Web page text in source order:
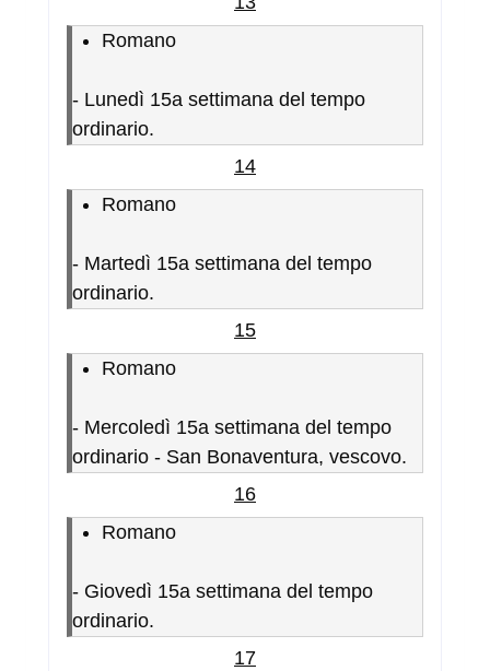
Romano
- Lunedì 15a settimana del tempo
ordinario.
14
Romano
- Martedì 15a settimana del tempo
ordinario.
15
Romano
- Mercoledì 15a settimana del tempo
ordinario - San Bonaventura, vescovo.
16
Romano
- Giovedì 15a settimana del tempo
ordinario.
17